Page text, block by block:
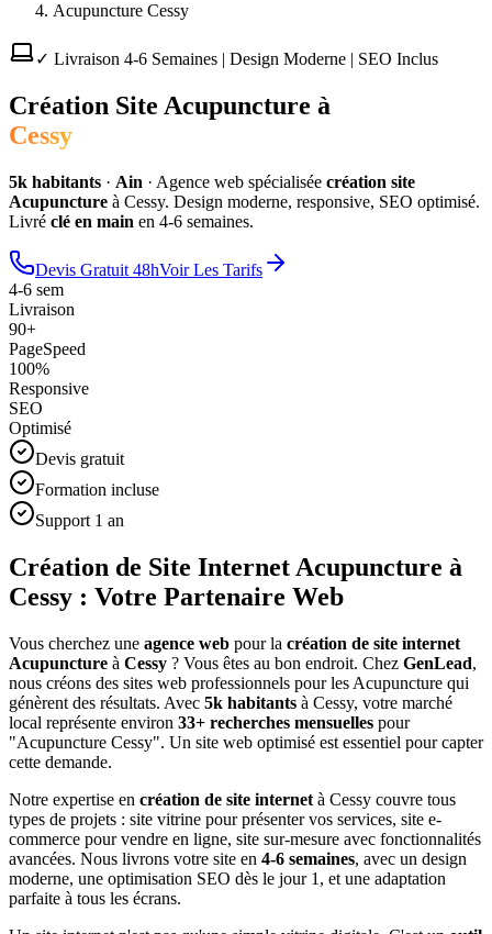
Acupuncture Cessy
✓ Livraison 4-6 Semaines | Design Moderne | SEO Inclus
Création Site Acupuncture à
Cessy
5k habitants · Ain · Agence web spécialisée création site
Acupuncture à Cessy. Design moderne, responsive, SEO optimisé.
Livré clé en main en 4-6 semaines.
Devis Gratuit 48hVoir Les Tarifs
4-6 sem
Livraison
90+
PageSpeed
100%
Responsive
SEO
Optimisé
Devis gratuit
Formation incluse
Support 1 an
Création de Site Internet Acupuncture à
Cessy : Votre Partenaire Web
Vous cherchez une agence web pour la création de site internet
Acupuncture à Cessy ? Vous êtes au bon endroit. Chez GenLead,
nous créons des sites web professionnels pour les Acupuncture qui
génèrent des résultats. Avec 5k habitants à Cessy, votre marché
local représente environ 33+ recherches mensuelles pour
"Acupuncture Cessy". Un site web optimisé est essentiel pour capter
cette demande.
Notre expertise en création de site internet à Cessy couvre tous
types de projets : site vitrine pour présenter vos services, site e-
commerce pour vendre en ligne, site sur-mesure avec fonctionnalités
avancées. Nous livrons votre site en 4-6 semaines, avec un design
moderne, une optimisation SEO dès le jour 1, et une adaptation
parfaite à tous les écrans.